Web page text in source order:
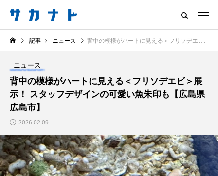
サカナをもっと好きになる
知る 食べる 楽しむ 創る
注目記事 サカナを知ろう
食べる
記事 ニュース 背中の模様がハートに見える＜フリソデエビ＞展示！ スタッフデザインの可愛い魚朱印も【広島県広島市】
ニュース
背中の模様がハートに見える＜フリソデエビ＞展
示！ スタッフデザインの可愛い魚朱印も【広島県
広島市】
2026.02.09